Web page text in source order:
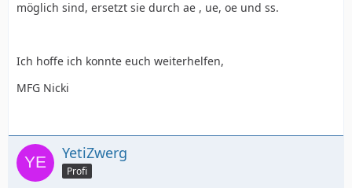
möglich sind, ersetzt sie durch ae , ue, oe und ss.
Ich hoffe ich konnte euch weiterhelfen,
MFG Nicki
YetiZwerg
Profi